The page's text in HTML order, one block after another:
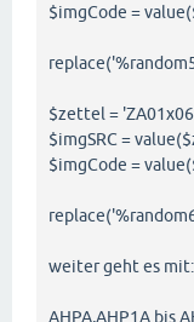
$imgCode =
$zettel =
$imgSRC =
$imgCode =
weiter geht es mit:
AHPA,AHP1A bis